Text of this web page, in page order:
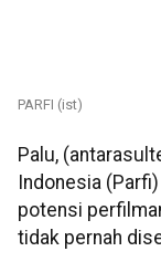
PARFI (ist)
Palu,
Indonesia
potensi
tidak pernah